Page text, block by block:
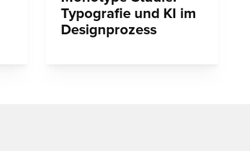
Typografie und KI im
Designprozess